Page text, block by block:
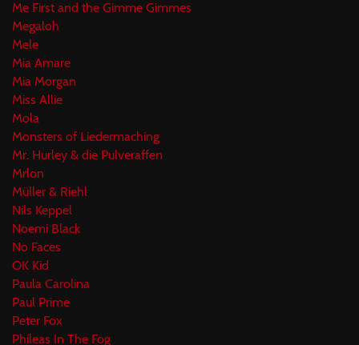
Me First and the Gimme Gimmes
Megaloh
Mele
Mia Amare
Mia Morgan
Miss Allie
Mola
Monsters of Liedermaching
Mr. Hurley & die Pulveraffen
Mrlon
Müller & Riehl
Nils Keppel
Noemi Black
No Faces
OK Kid
Paula Carolina
Paul Prime
Peter Fox
Phileas In The Fog